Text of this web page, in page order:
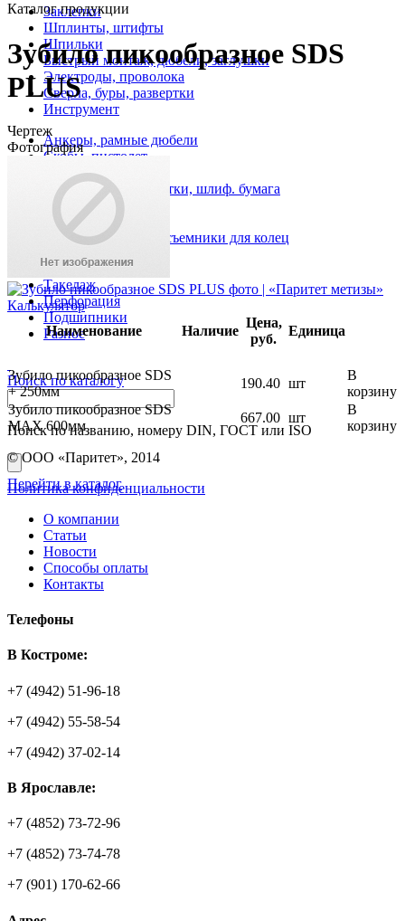
Заклепки
Шплинты, штифты
Шпильки
Быстрый монтаж, дюбели, заглушки
Электроды, проволока
Сверла, буры, развертки
Инструмент
Анкеры, рамные дюбели
Скобы, пистолет
Хомуты
Круги отрезные, щетки, шлиф. бумага
Метчики, плашки
Биты
Кольца стопорные, съемники для колец
Резцы, фрезы
Такелаж
Перфорация
Подшипники
Разное
Поиск по каталогу
Поиск по названию, номеру DIN, ГОСТ или ISO
Перейти в каталог
Каталог продукции
Зубило пикообразное SDS
PLUS
Чертеж
Фотография
Калькулятор
Наименование
Наличие
Цена,
руб.
Единица
Зубило пикообразное SDS
+ 250мм
190.40 шт
В
корзину
Зубило пикообразное SDS
MAX 600мм
667.00 шт
В
корзину
© ООО «Паритет», 2014
Политика конфиденциальности
О компании
Статьи
Новости
Способы оплаты
Контакты
Телефоны
В Костроме:
+7 (4942) 51-96-18
+7 (4942) 55-58-54
+7 (4942) 37-02-14
В Ярославле:
+7 (4852) 73-72-96
+7 (4852) 73-74-78
+7 (901) 170-62-66